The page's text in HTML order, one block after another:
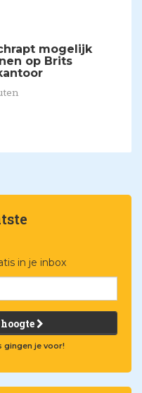
mogelijk
op Brits
in je inbox
gingen je voor!